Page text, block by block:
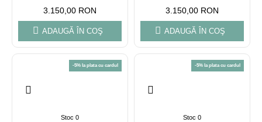
3.150,00 RON
ADAUGĂ ÎN COŞ
3.150,00 RON
ADAUGĂ ÎN COŞ
-5% la plata cu cardul
Stoc 0
-5% la plata cu cardul
Stoc 0